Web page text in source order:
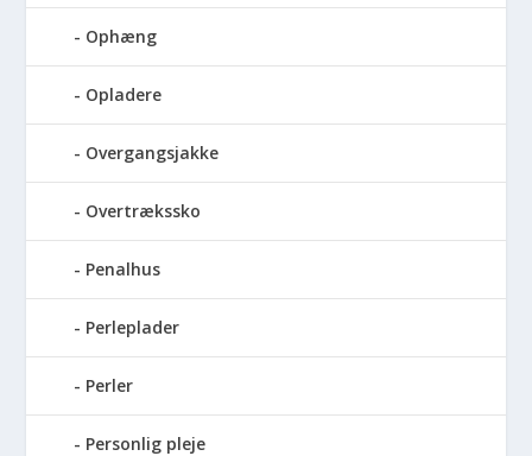
Ophæng
Opladere
Overgangsjakke
Overtrækssko
Penalhus
Perleplader
Perler
Personlig pleje